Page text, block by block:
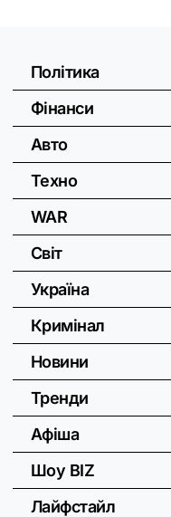
Політика
Фінанси
Авто
Техно
WAR
Світ
Україна
Кримінал
Новини
Тренди
Афіша
Шоу BIZ
Лайфстайл